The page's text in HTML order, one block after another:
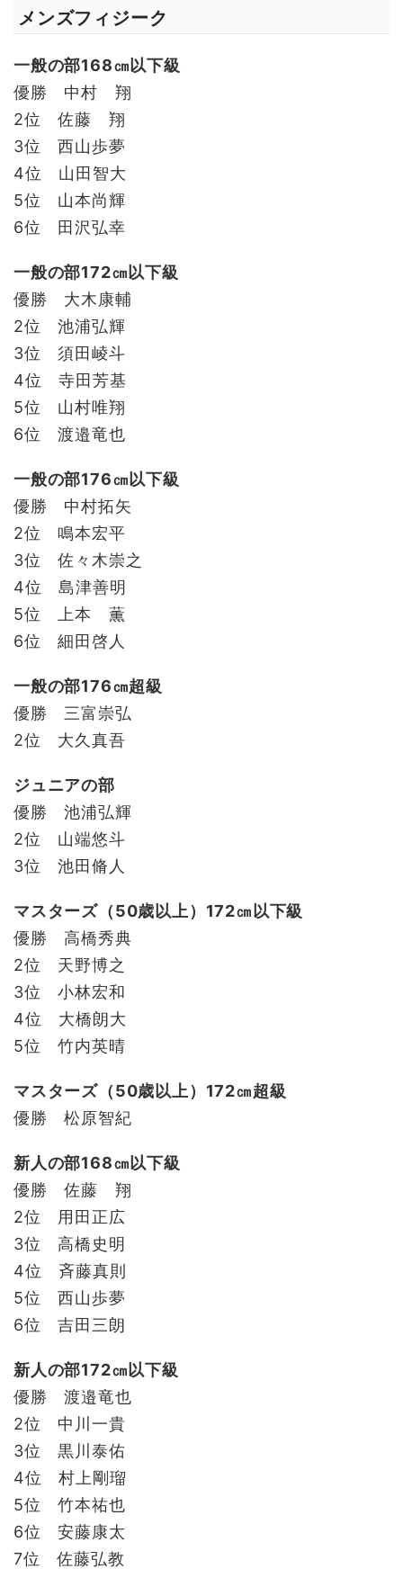
メンズフィジーク
一般の部168㎝以下級
優勝 中村 翔
2位 佐藤 翔
3位 西山歩夢
4位 山田智大
5位 山本尚輝
6位 田沢弘幸
一般の部172㎝以下級
優勝 大木康輔
2位 池浦弘輝
3位 須田崚斗
4位 寺田芳基
5位 山村唯翔
6位 渡邉竜也
一般の部176㎝以下級
優勝 中村拓矢
2位 鳴本宏平
3位 佐々木崇之
4位 島津善明
5位 上本 薫
6位 細田啓人
一般の部176㎝超級
優勝 三富崇弘
2位 大久真吾
ジュニアの部
優勝 池浦弘輝
2位 山端悠斗
3位 池田脩人
マスターズ（50歳以上）172㎝以下級
優勝 高橋秀典
2位 天野博之
3位 小林宏和
4位 大橋朗大
5位 竹内英晴
マスターズ（50歳以上）172㎝超級
優勝 松原智紀
新人の部168㎝以下級
優勝 佐藤 翔
2位 用田正広
3位 高橋史明
4位 斉藤真則
5位 西山歩夢
6位 吉田三朗
新人の部172㎝以下級
優勝 渡邉竜也
2位 中川一貴
3位 黒川泰佑
4位 村上剛瑠
5位 竹本祐也
6位 安藤康太
7位 佐藤弘教